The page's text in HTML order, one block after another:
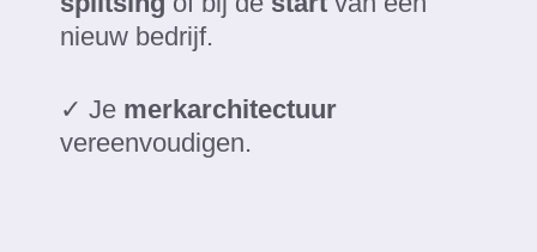
nieuw bedrijf.
✓ Je merkarchitectuur
vereenvoudigen.